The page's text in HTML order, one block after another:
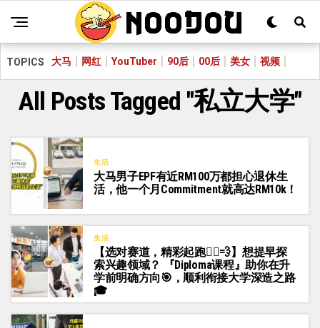
TOPICS 大马 网红 YouTuber 90后 00后 美女 视频
All Posts Tagged "私立大学"
生活
大马男子EPF有近RM100万都担心退休生
活，他一个月Commitment就高达RM10k！
生活
【选对赛道，精彩起跑🏃‍♂️💨】想提早探
索兴趣领域？ 『Diploma课程』助你在升
学前明确方向🎯，顺利衔接大学深造之路
🎓